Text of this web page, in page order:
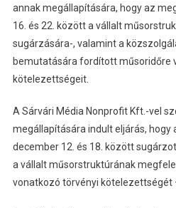
annak megállapítására, hogy az
16. és 22. között a vállalt
sugárzására-, valamint a
bemutatására fordított műsoridőre
kötelezettségeit.
A Sárvári Média Nonprofit Kft.-vel
megállapítására indult eljárás, hogy
december 12. és 18. között
a vállalt műsorstruktúrának
vonatkozó törvényi kötelezettségét